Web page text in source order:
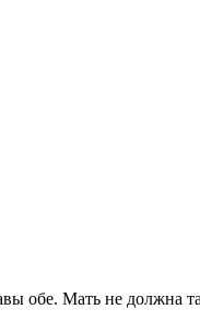
обе. Мать не должна